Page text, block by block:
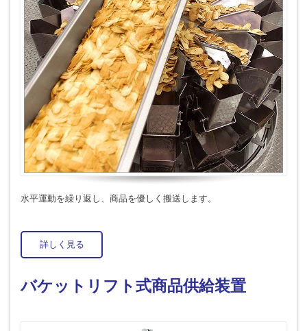
水平運動を繰り返し、商品を優しく搬送します。
詳しく見る
バケットリフト式商品供給装置